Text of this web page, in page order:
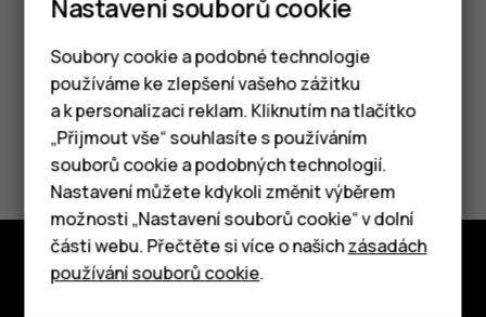
Chytré telefony
Tlačítkové telefony
Tablety
Pomohlo vám to?
Ano Ne
Nastavení souborů cookie
Soubory cookie a podobné technologie
používáme ke zlepšení vašeho zážitku
a k personalizaci reklam. Kliknutím na tlačítko
„Přijmout vše“ souhlasíte s používáním
souborů cookie a podobných technologií.
Nastavení můžete kdykoli změnit výběrem
možnosti „Nastavení souborů cookie“ v dolní
části webu. Přečtěte si více o našichzásadách
používání souborů cookie.